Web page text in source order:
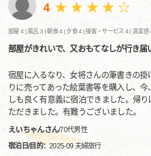
4
部屋 4 |風呂 3 |朝食 4 | 夕食 4 |接客・サービス 4 |清潔感
部屋がきれいで、又おもてなしが行き届
宿屋に入るなり、女将さんの筆書きの
りに売ってあった絵葉書等を購入し、
しも良く有意義に宿泊できました。帰
ただきました。有難うございました。
えいちゃんさん/70代男性
宿泊日/目的：2025-09 夫婦旅行